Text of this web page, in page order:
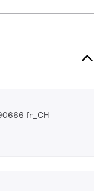
fr_CH